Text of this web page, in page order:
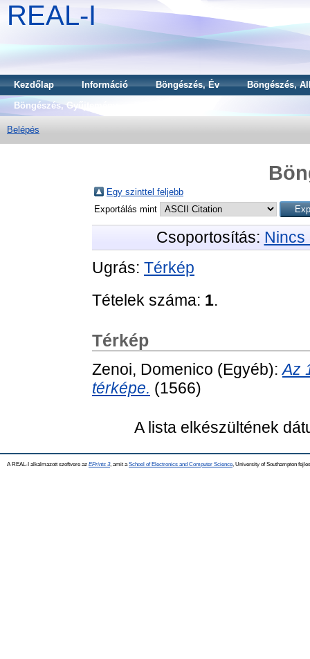
REAL-I
Kezdőlap Információ Böngészés, Év
Böngészés,
Böngészés, Gyűjtemény
Belépés
Egy szinttel feljebb
Exportálás mint
Csoportosítás: Nincs
Ugrás: Térkép
Tételek száma: 1.
Térkép
Zenoi, Domenico (Egyéb):Az
térképe. (1566)
A lista elkészültének
A REAL-I alkalmazott szoftvere az EPrints 3, amit a School of Electronics and Computer Science , University of Southampton